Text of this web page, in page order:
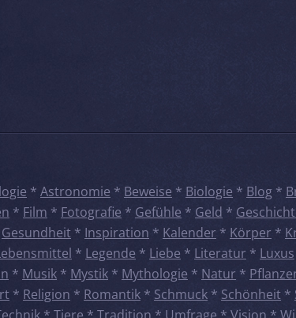
* Astronomie * Beweise * Biologie * Blog *
* Film * Fotografie * Gefühle * Geld *
Gesundheit * Inspiration * Kalender * Körper *
* Legende * Liebe * Literatur * Luxus
* Musik * Mystik * Mythologie * Natur *
* Religion * Romantik * Schmuck * Schönheit *